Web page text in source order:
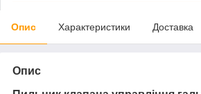
Опис Характеристики Доставка
Опис